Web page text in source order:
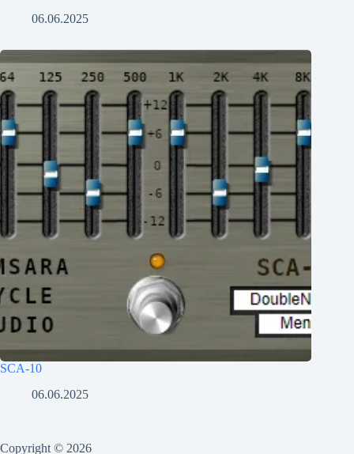
06.06.2025
SCA-10
06.06.2025
Copyright © 2026